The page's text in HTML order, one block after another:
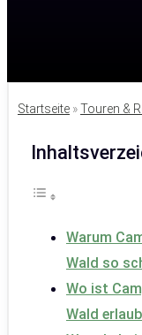
Startseite »Touren &
Warum
Wald so
Wo ist
Wald